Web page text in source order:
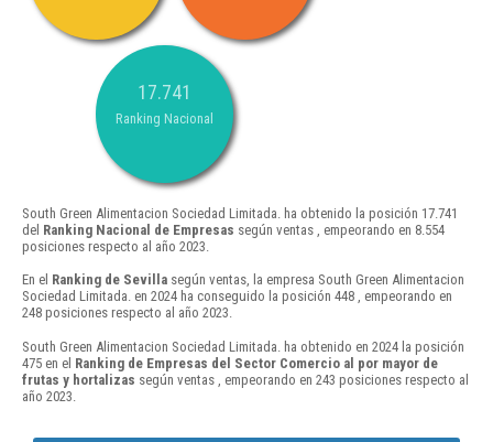
17.741
Ranking Nacional
South Green Alimentacion Sociedad Limitada. ha obtenido la posición 17.741
del Ranking Nacional de Empresas según ventas , empeorando en 8.554
posiciones respecto al año 2023.
En el Ranking de Sevilla según ventas, la empresa South Green Alimentacion
Sociedad Limitada. en 2024 ha conseguido la posición 448 , empeorando en
248 posiciones respecto al año 2023.
South Green Alimentacion Sociedad Limitada. ha obtenido en 2024 la posición
475 en el Ranking de Empresas del Sector Comercio al por mayor de
frutas y hortalizas según ventas , empeorando en 243 posiciones respecto al
año 2023.